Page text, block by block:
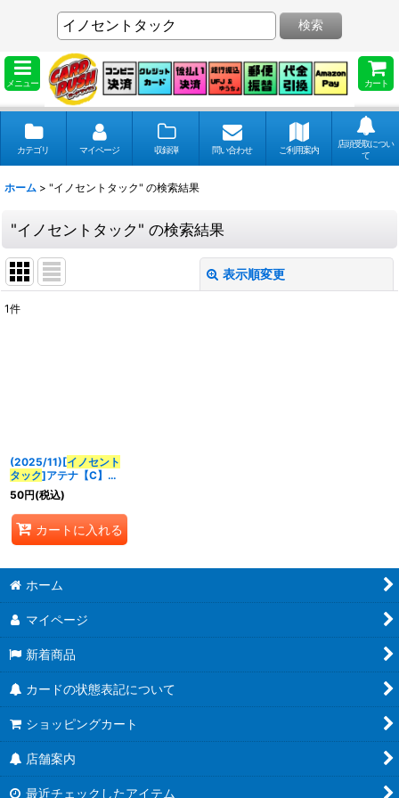
メニュー カート
検索
カテゴリ マイページ 収録弾 問い合わせ ご利用案内
店頭受取につい
て
ホーム > "イノセントタック" の検索結果
"イノセントタック" の検索結果
表示順変更
1件
(2025/11)[イノセント
タック]アテナ【C】
{CB33-029}《多》
50円(税込)
カートに入れる
ホーム
マイページ
新着商品
カードの状態表記について
ショッピングカート
店舗案内
最近チェックしたアイテム